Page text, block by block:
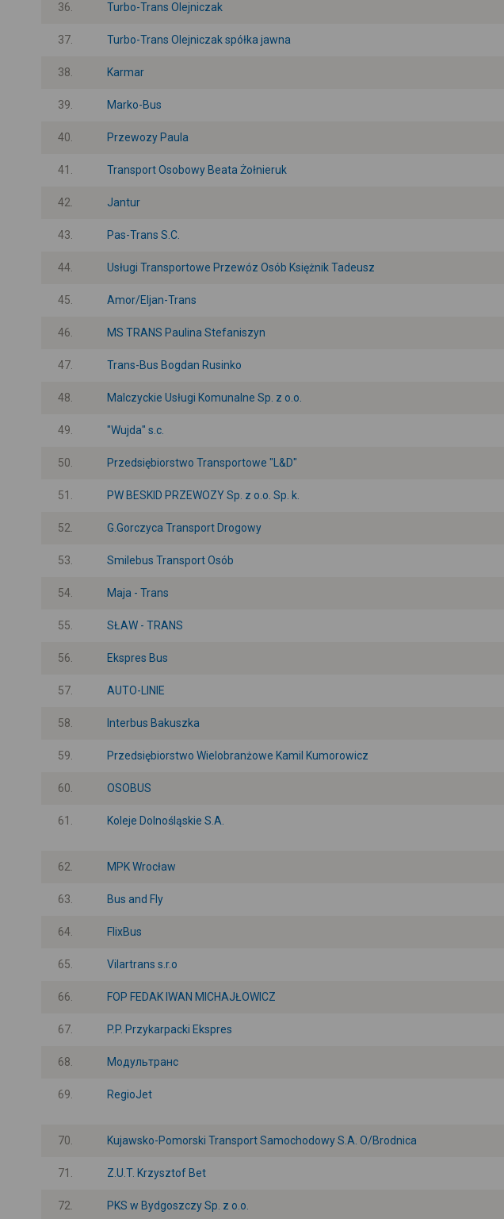
36. Turbo-Trans Olejniczak
37. Turbo-Trans Olejniczak spółka jawna
38. Karmar
39. Marko-Bus
40. Przewozy Paula
41. Transport Osobowy Beata Żołnieruk
42. Jantur
43. Pas-Trans S.C.
44. Usługi Transportowe Przewóz Osób Księżnik Tadeusz
45. Amor/Eljan-Trans
46. MS TRANS Paulina Stefaniszyn
47. Trans-Bus Bogdan Rusinko
48. Malczyckie Usługi Komunalne Sp. z o.o.
49. "Wujda" s.c.
50. Przedsiębiorstwo Transportowe "L&D"
51. PW BESKID PRZEWOZY Sp. z o.o. Sp. k.
52. G.Gorczyca Transport Drogowy
53. Smilebus Transport Osób
54. Maja - Trans
55. SŁAW - TRANS
56. Ekspres Bus
57. AUTO-LINIE
58. Interbus Bakuszka
59. Przedsiębiorstwo Wielobranżowe Kamil Kumorowicz
60. OSOBUS
61. Koleje Dolnośląskie S.A.
62. MPK Wrocław
63. Bus and Fly
64. FlixBus
65. Vilartrans s.r.o
66. FOP FEDAK IWAN MICHAJŁOWICZ
67. P.P. Przykarpacki Ekspres
68. Модультранс
69. RegioJet
70. Kujawsko-Pomorski Transport Samochodowy S.A. O/Brodnica
71. Z.U.T. Krzysztof Bet
72. PKS w Bydgoszczy Sp. z o.o.